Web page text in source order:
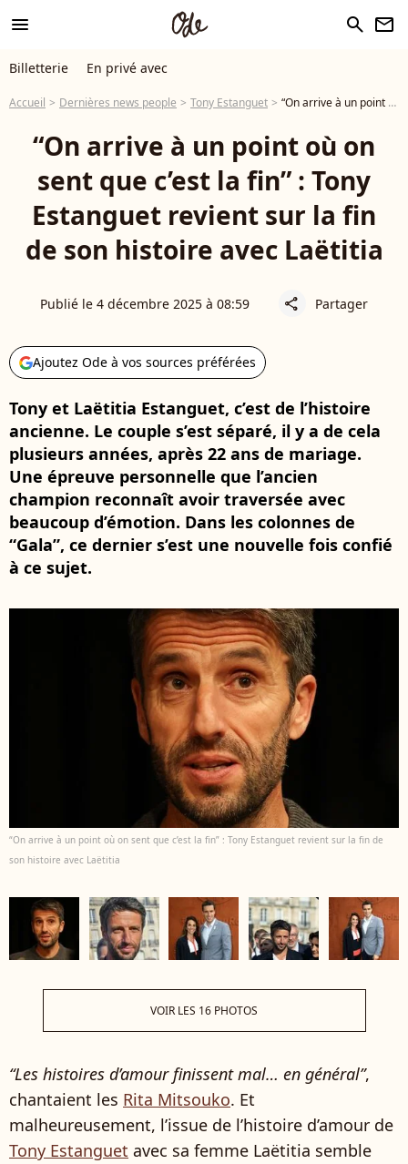
menu search newsletter
Billetterie En privé avec
Accueil Dernières news people Tony Estanguet “On arrive à un point où on sent que c’est la fin” : Tony Estanguet revient sur la fin de son histoire avec Laëtitia
“On arrive à un point où on
sent que c’est la fin” : Tony
Estanguet revient sur la fin
de son histoire avec Laëtitia
Publié le 4 décembre 2025 à 08:59 share Partager
Ajoutez Ode à vos sources préférées
Tony et Laëtitia Estanguet, c’est de l’histoire
ancienne. Le couple s’est séparé, il y a de cela
plusieurs années, après 22 ans de mariage.
Une épreuve personnelle que l’ancien
champion reconnaît avoir traversée avec
beaucoup d’émotion. Dans les colonnes de
“Gala”, ce dernier s’est une nouvelle fois confié
à ce sujet.
“On arrive à un point où on sent que c’est la fin” : Tony Estanguet revient sur la fin de
son histoire avec Laëtitia
VOIR LES 16 PHOTOS
“Les histoires d’amour finissent mal… en général”,
chantaient les Rita Mitsouko. Et
malheureusement, l’issue de l’histoire d’amour de
Tony Estanguet avec sa femme Laëtitia semble